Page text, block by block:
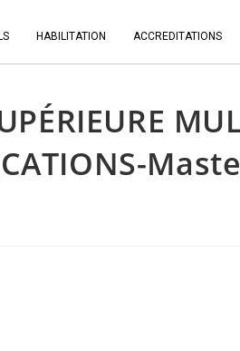
HABILITATION ACCREDITATIONS